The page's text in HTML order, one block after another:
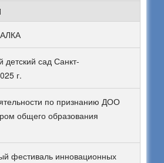
детский сад Санкт-
г.
по признанию ДОО
общего образования
фестиваль инновационных